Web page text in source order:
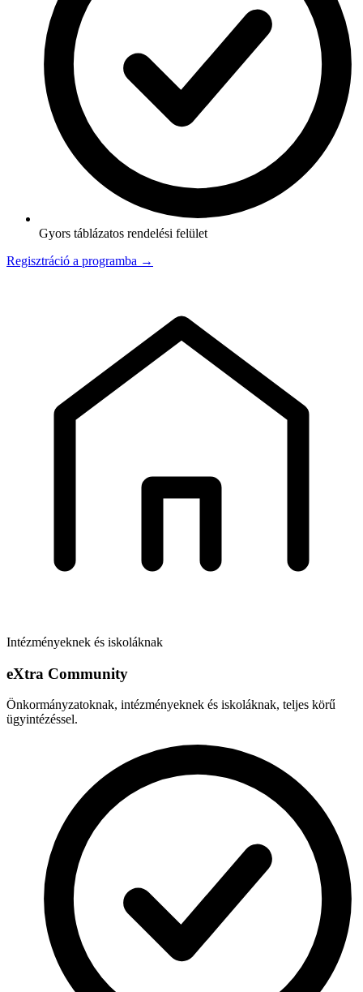
Gyors táblázatos rendelési felület
Regisztráció a programba →
Intézményeknek és iskoláknak
eXtra Community
Önkormányzatoknak, intézményeknek és iskoláknak, teljes körű
ügyintézéssel.